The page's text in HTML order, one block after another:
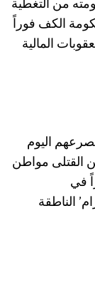
من التغطية
الكف فوراً
المالية
اليوم
القتلى مواطن
في
الناطقة